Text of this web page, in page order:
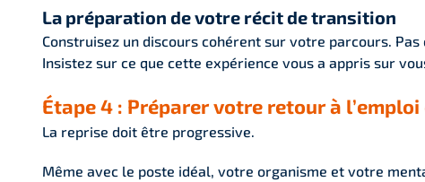
La préparation de votre récit de transition
Construisez un discours cohérent sur votre parcours.
Insistez sur ce que cette expérience vous a appris sur
Étape 4 : Préparer votre retour à l’emploi
La reprise doit être progressive.
Même avec le poste idéal, votre organisme et votre